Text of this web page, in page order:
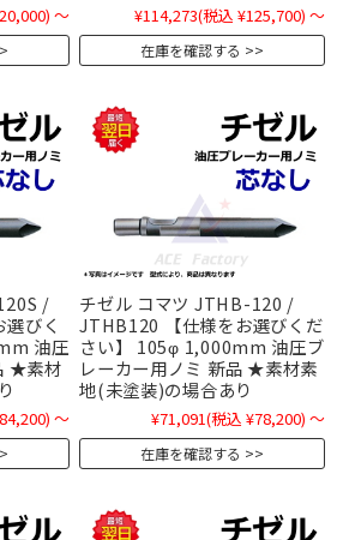
～ ¥114,273(税込 ¥125,700) ～
在庫を確認する
/
びく
油圧
★素材
～
チゼル コマツ JTHB-120 /
JTHB120 【仕様をお選びくだ
さい】 105φ 1,000mm 油圧ブ
レーカー用ノミ 新品 ★素材素
地(未塗装)の場合あり
¥71,091(税込 ¥78,200) ～
在庫を確認する